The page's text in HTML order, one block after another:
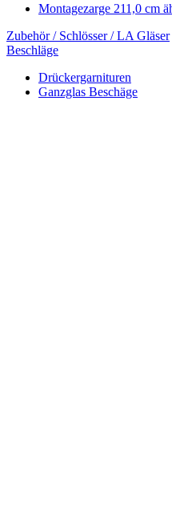
Montagezarge 211,0 cm
Zubehör / Schlösser / LA Gläser
Beschläge
Drückergarnituren
Ganzglas Beschäge